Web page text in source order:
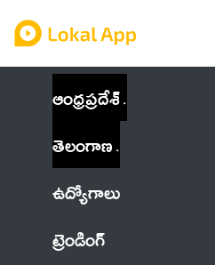
ఆంధ్రప్రదేశ్
తెలంగాణ
ఉద్యోగాలు
ట్రెండింగ్